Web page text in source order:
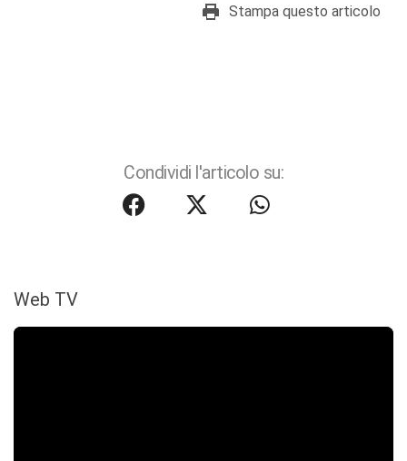
Stampa questo articolo
Condividi l'articolo su:
Web TV